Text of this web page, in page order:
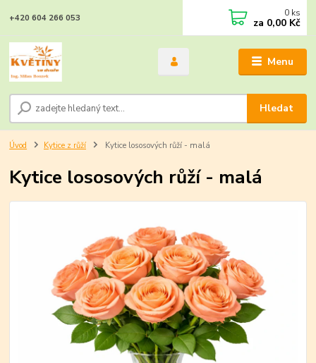
Menu
Hledat
+420 604 266 053 0 ks
za 0,00 Kč
Úvod Kytice z růží Kytice lososových růží - malá
Kytice lososových růží - malá